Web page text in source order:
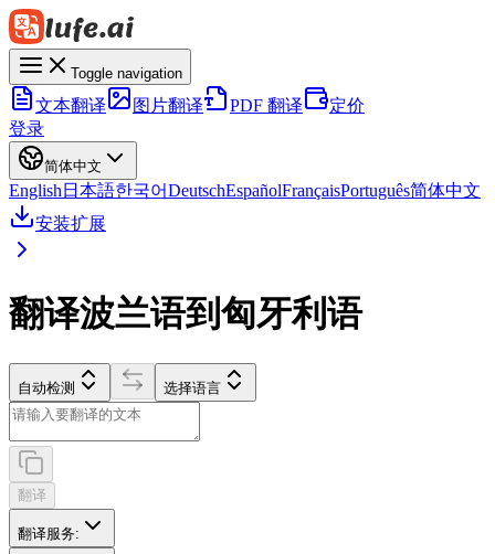
Toggle navigation
文本翻译 图片翻译 PDF 翻译
定价
登录
简体中文
English 日本語한국어DeutschEspañolFrançaisPortuguês简体中文
安装扩展
翻译波兰语到匈牙利语
自动检测 选择语言
翻译
翻译服务: